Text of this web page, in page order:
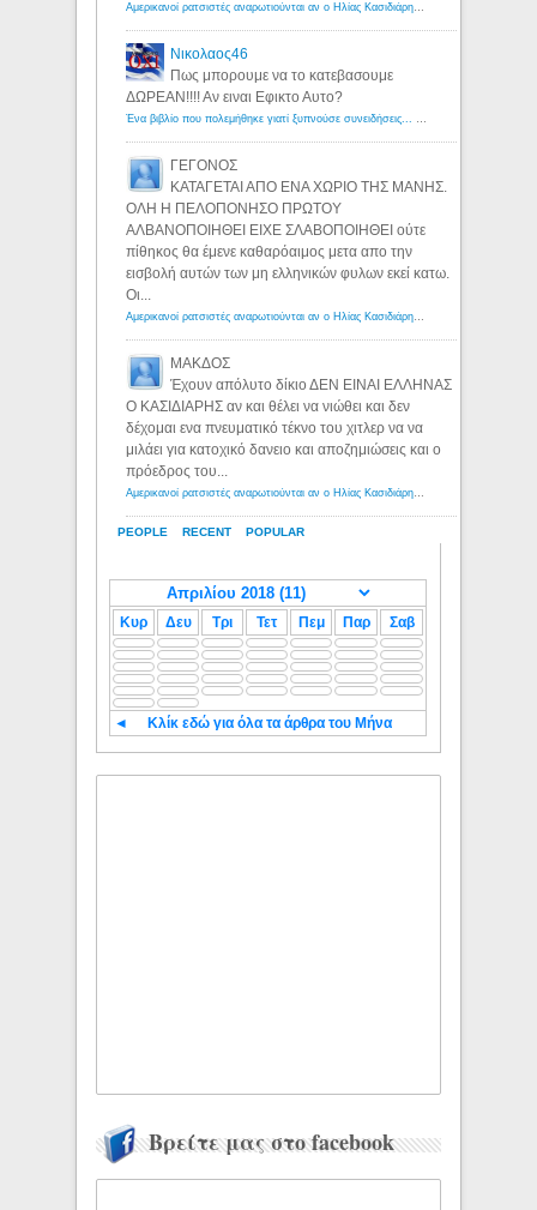
PEOPLE RECENT POPULAR
Αμερικανοί ρατσιστές αναρωτιούνται αν ο Ηλίας Κασιδιάρης ανήκει στη λευκή φυλή... - Λόγιος Ερμής
Νικολαος46
Πως μπορουμε να το κατεβασουμε
ΔΩΡΕΑΝ!!!! Αν ειναι Εφικτο Αυτο?
Ένα βιβλίο που πολεμήθηκε γιατί ξυπνούσε συνειδήσεις... - Λόγιος Ερμής | Η γνώση ξεκινάει με την αναζήτηση...
ΓΕΓΟΝΟΣ
ΚΑΤΑΓΕΤΑΙ ΑΠΟ ΕΝΑ ΧΩΡΙΟ ΤΗΣ ΜΑΝΗΣ.
ΟΛΗ Η ΠΕΛΟΠΟΝΗΣΟ ΠΡΩΤΟΥ
ΑΛΒΑΝΟΠΟΙΗΘΕΙ ΕΙΧΕ ΣΛΑΒΟΠΟΙΗΘΕΙ ούτε
πίθηκος θα έμενε καθαρόαιμος μετα απο την
εισβολή αυτών των μη ελληνικών φυλων εκεί κατω.
Οι...
Αμερικανοί ρατσιστές αναρωτιούνται αν ο Ηλίας Κασιδιάρης ανήκει στη λευκή φυλή... - Λόγιος Ερμής
ΜΑΚΔΟΣ
Έχουν απόλυτο δίκιο ΔΕΝ ΕΙΝΑΙ ΕΛΛΗΝΑΣ
Ο ΚΑΣΙΔΙΑΡΗΣ αν και θέλει να νιώθει και δεν
δέχομαι ενα πνευματικό τέκνο του χιτλερ να να
μιλάει για κατοχικό δανειο και αποζημιώσεις και ο
πρόεδρος του...
Αμερικανοί ρατσιστές αναρωτιούνται αν ο Ηλίας Κασιδιάρης ανήκει στη λευκή φυλή... - Λόγιος Ερμής
Κυρ Δευ Τρι Τετ Πεμ Παρ Σαβ
◄ Κλίκ εδώ για όλα τα άρθρα του Μήνα
Βρείτε μας στο facebook